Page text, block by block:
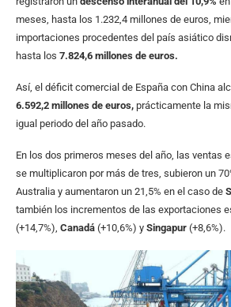
meses, hasta los 1.232,4 millones de euros,
importaciones procedentes del país asiático
hasta los 7.824,6 millones de euros.
Así, el déficit comercial de España con China
6.592,2 millones de euros, prácticamente la
igual periodo del año pasado.
En los dos primeros meses del año, las ventas
se multiplicaron por más de tres, subieron un
Australia y aumentaron un 21,5% en el caso de
también los incrementos de las exportaciones
(+14,7%), Canadá (+10,6%) y Singapur (+8,6%).